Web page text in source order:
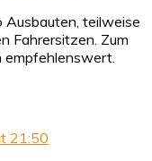
Ausbauten, teilweise
Fahrersitzen. Zum
empfehlenswert.
21:50